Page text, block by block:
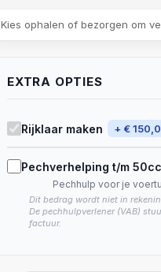
Kies ophalen of bezorgen om
EXTRA OPTIES
Rijklaar maken + €
Pechverhelping t/m
Pechhulp voor je
Dit bedrag wordt niet in
De pechhulpverlener (VAB)
factuur.